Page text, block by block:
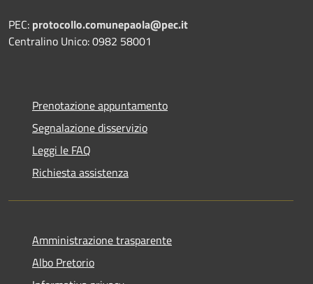
PEC: protocollo.comunepaola@pec.it
Centralino Unico: 0982 58001
Prenotazione appuntamento
Segnalazione disservizio
Leggi le FAQ
Richiesta assistenza
Amministrazione trasparente
Albo Pretorio